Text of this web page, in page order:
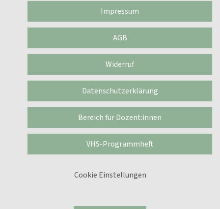
Impressum
AGB
Widerruf
Datenschutzerklärung
Bereich für Dozent:innen
VHS-Programmheft
Cookie Einstellungen